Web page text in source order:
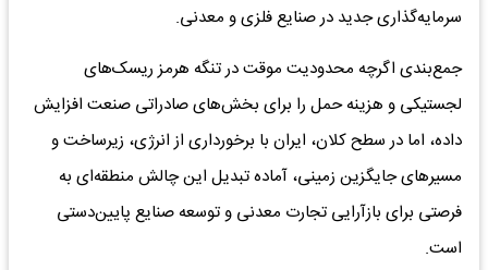
سرمایه‌گذاری جدید در صنایع فلزی و معدنی.
جمع‌بندی اگرچه محدودیت موقت در تنگه هرمز ریسک‌های
لجستیکی و هزینه حمل را برای بخش‌های صادراتی صنعت افزایش
داده، اما در سطح کلان، ایران با برخورداری از انرژی، زیرساخت و
مسیرهای جایگزین زمینی، آماده تبدیل این چالش منطقه‌ای به
فرصتی برای بازآرایی تجارت معدنی و توسعه صنایع پایین‌دستی
است.